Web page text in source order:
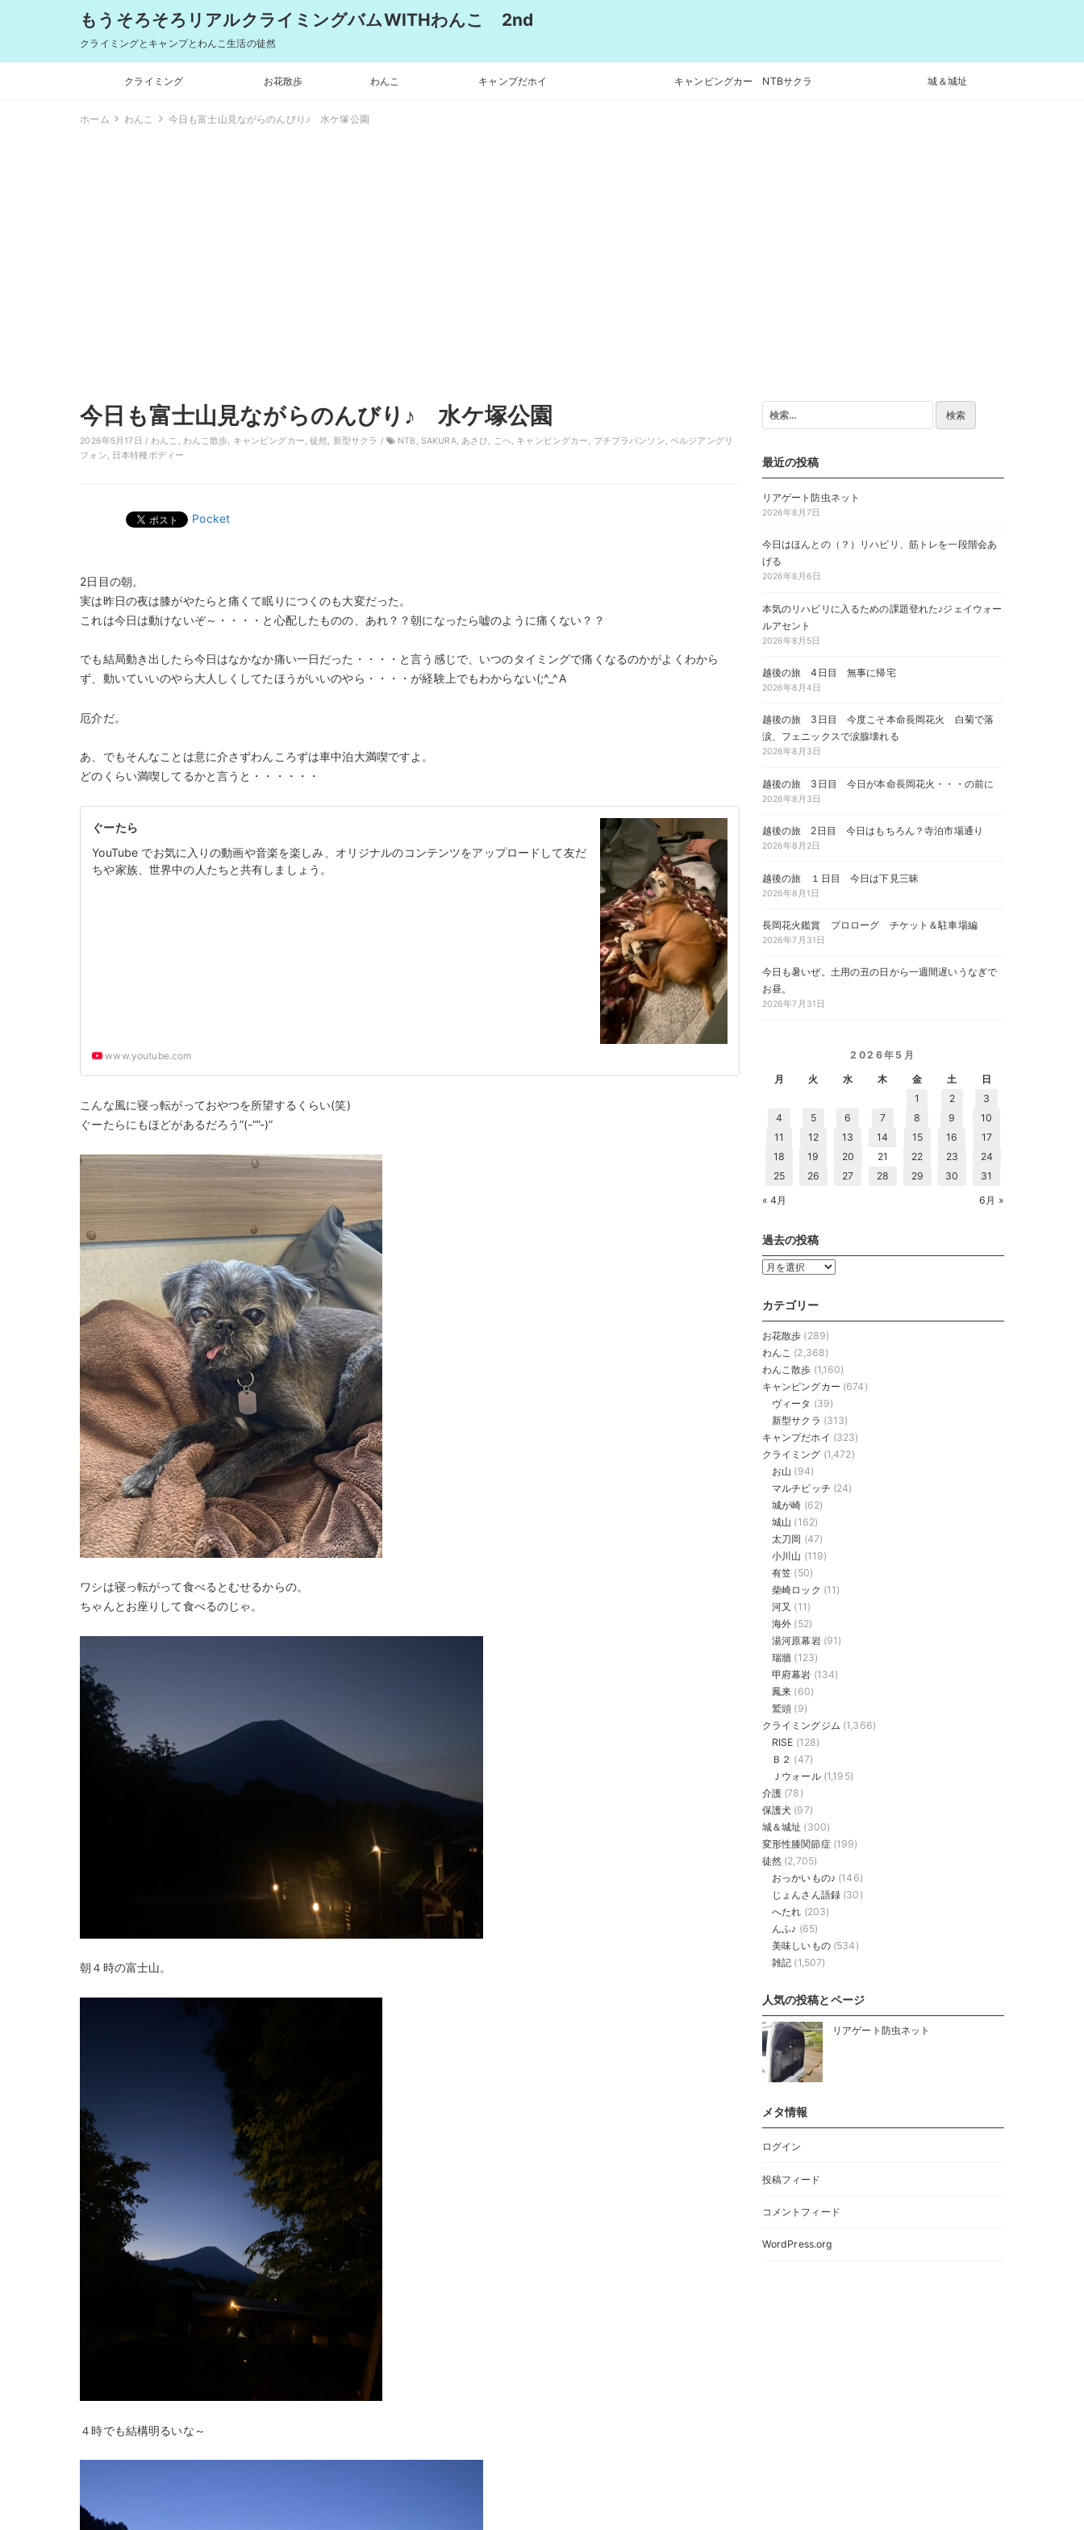
もうそろそろリアルクライミングバムWITHわんこ 2nd
クライミングとキャンプとわんこ生活の徒然
クライミング お花散歩 わんこ キャンプだホイ キャンピングカー NTBサクラ 城＆城址
ホーム わんこ 今日も富士山見ながらのんびり♪ 水ケ塚公園
今日も富士山見ながらのんびり♪ 水ケ塚公園
2026年5月17日 /わんこ , わんこ散歩, キャンピングカー,徒然, 新型サクラ / NTB , SAKURA, あさひ, こへ, キャンピングカー, プチブラバンソン,ベルジアングリ
フォン, 日本特種ボディー
Pocket
2日目の朝。
実は昨日の夜は膝がやたらと痛くて眠りにつくのも大変だった。
これは今日は動けないぞ～・・・・と心配したものの、あれ？？朝になったら嘘のように痛くない？？
でも結局動き出したら今日はなかなか痛い一日だった・・・・と言う感じで、いつのタイミングで痛くなるのかがよくわから
ず、動いていいのやら大人しくしてたほうがいいのやら・・・・が経験上でもわからない(;^_^A
厄介だ。
あ、でもそんなことは意に介さずわんころずは車中泊大満喫ですよ。
どのくらい満喫してるかと言うと・・・・・・
ぐーたら
YouTube でお気に入りの動画や音楽を楽しみ、オリジナルのコンテンツをアップロードして友だ
ちや家族、世界中の人たちと共有しましょう。
www.youtube.com
こんな風に寝っ転がっておやつを所望するくらい(笑)
ぐーたらにもほどがあるだろう”(-“”-)”
ワシは寝っ転がって食べるとむせるからの。
ちゃんとお座りして食べるのじゃ。
朝４時の富士山。
４時でも結構明るいな～
索:
最近の投稿
リアゲート防虫ネット
2026年8月7日
今日はほんとの（？）リハビリ、筋トレを一段階会あ
げる
2026年8月6日
本気のリハビリに入るための課題登れた♪ジェイウォー
ルアセント
2026年8月5日
越後の旅 4日目 無事に帰宅
2026年8月4日
越後の旅 3日目 今度こそ本命長岡花火 白菊で落
涙、フェニックスで涙腺壊れる
2026年8月3日
越後の旅 3日目 今日が本命長岡花火・・・の前に
2026年8月3日
越後の旅 2日目 今日はもちろん？寺泊市場通り
2026年8月2日
越後の旅 １日目 今日は下見三昧
2026年8月1日
長岡花火鑑賞 プロローグ チケット＆駐車場編
2026年7月31日
今日も暑いぜ。土用の丑の日から一週間遅いうなぎで
お昼。
2026年7月31日
2026年5月
月
火 水 木 金 土 日
« 4月 6月 »
1 2
3
4
5 6 7 8 9
10
11
12 13 14 15 16
17
18
19 20 21 22 23
24
25
26 27 28 29 30 31
過去の投稿
過
の
稿
カテゴリー
お花散歩 (289)
わんこ (2,368)
わんこ散歩 (1,160)
キャンピングカー (674)
ヴィータ (39)
新型サクラ (313)
キャンプだホイ (323)
クライミング (1,472)
お山 (94)
マルチピッチ (24)
城が崎 (62)
城山 (162)
太刀岡 (47)
小川山 (119)
有笠 (50)
柴崎ロック (11)
河又 (11)
海外 (52)
湯河原幕岩(91)
瑞牆 (123)
甲府幕岩 (134)
鳳来 (60)
鷲頭 (9)
クライミングジム (1,366)
RISE (128)
Ｂ２ (47)
Ｊウォール(1,195)
介護 (78)
保護犬 (97)
城＆城址 (300)
変形性膝関節症(199)
徒然 (2,705)
おっかいもの♪ (146)
じょんさん語録(30)
へたれ (203)
んふ♪ (65)
美味しいもの(534)
雑記 (1,507)
人気の投稿とページ
リアゲート防虫ネット
メタ情報
ログイン
投稿フィード
コメントフィード
WordPress.org